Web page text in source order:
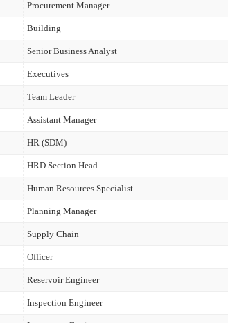
Procurement Manager
Building
Senior Business Analyst
Executives
Team Leader
Assistant Manager
HR (SDM)
HRD Section Head
Human Resources Specialist
Planning Manager
Supply Chain
Officer
Reservoir Engineer
Inspection Engineer